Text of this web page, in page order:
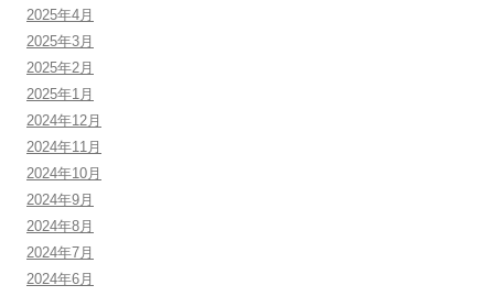
2025年4月
2025年3月
2025年2月
2025年1月
2024年12月
2024年11月
2024年10月
2024年9月
2024年8月
2024年7月
2024年6月